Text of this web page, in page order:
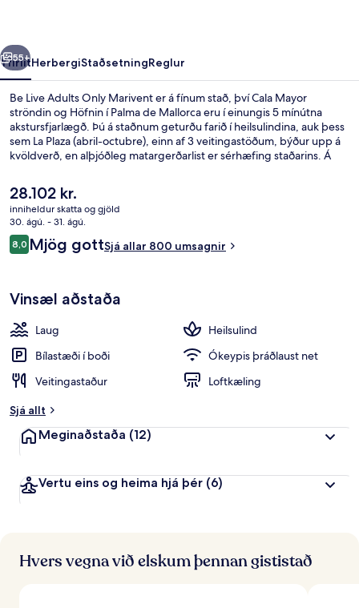
Næsta
55+
YfirlitHerbergiStaðsetningReglur
Be Live Adults Only Marivent er á fínum stað, því Cala Mayor
ströndin og Höfnin í Palma de Mallorca eru í einungis 5 mínútna
akstursfjarlægð. Þú á staðnum geturðu farið í heilsulindina, auk þess
sem La Plaza (abril-octubre), einn af 3 veitingastöðum, býður upp á
kvöldverð, en alþjóðleg matargerðarlist er sérhæfing staðarins. Á
líkamsræktarstöð. Aðrir gestir hafa sagt að hjálpsamt starfsfólk sé
meðal helstu kosta gististaðarins.
Núverandi
verð
er
28.102 kr.
28.102 kr.
inniheldur skatta og gjöld
30. ágú. - 31. ágú.
Umsagnir
8,08,0 af 10
Mjög gottSjá allar 800 umsagnir
Vinsæl aðstaða
Laug
Heilsulind
Bílastæði í boði
Ókeypis þráðlaust net
Veitingastaður
Loftkæling
Sjá allt
Meginaðstaða (12)
Vertu eins og heima hjá þér (6)
Hvers vegna við elskum þennan gististað